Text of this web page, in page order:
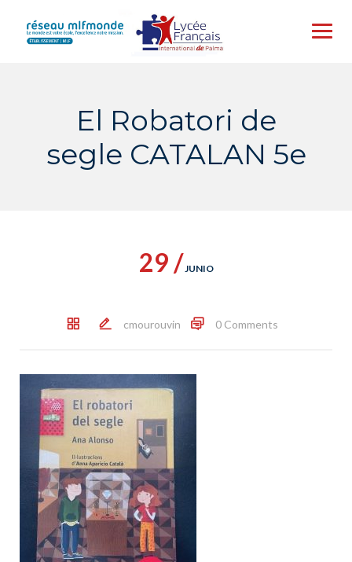
content
El Robatori de
segle CATALAN 5e
29 /JUNIO
cmourouvin 0 Comments